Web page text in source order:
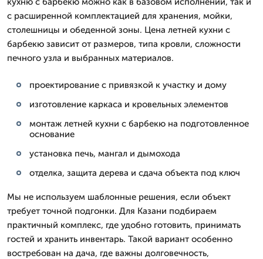
с расширенной комплектацией для хранения, мойки,
столешницы и обеденной зоны. Цена летней кухни с
барбекю зависит от размеров, типа кровли, сложности
печного узла и выбранных материалов.
проектирование с привязкой к участку и дому
изготовление каркаса и кровельных элементов
монтаж летней кухни с барбекю на подготовленное
основание
установка печь, мангал и дымохода
отделка, защита дерева и сдача объекта под ключ
Мы не используем шаблонные решения, если объект
требует точной подгонки. Для Казани подбираем
практичный комплекс, где удобно готовить, принимать
гостей и хранить инвентарь. Такой вариант особенно
востребован на дача, где важны долговечность,